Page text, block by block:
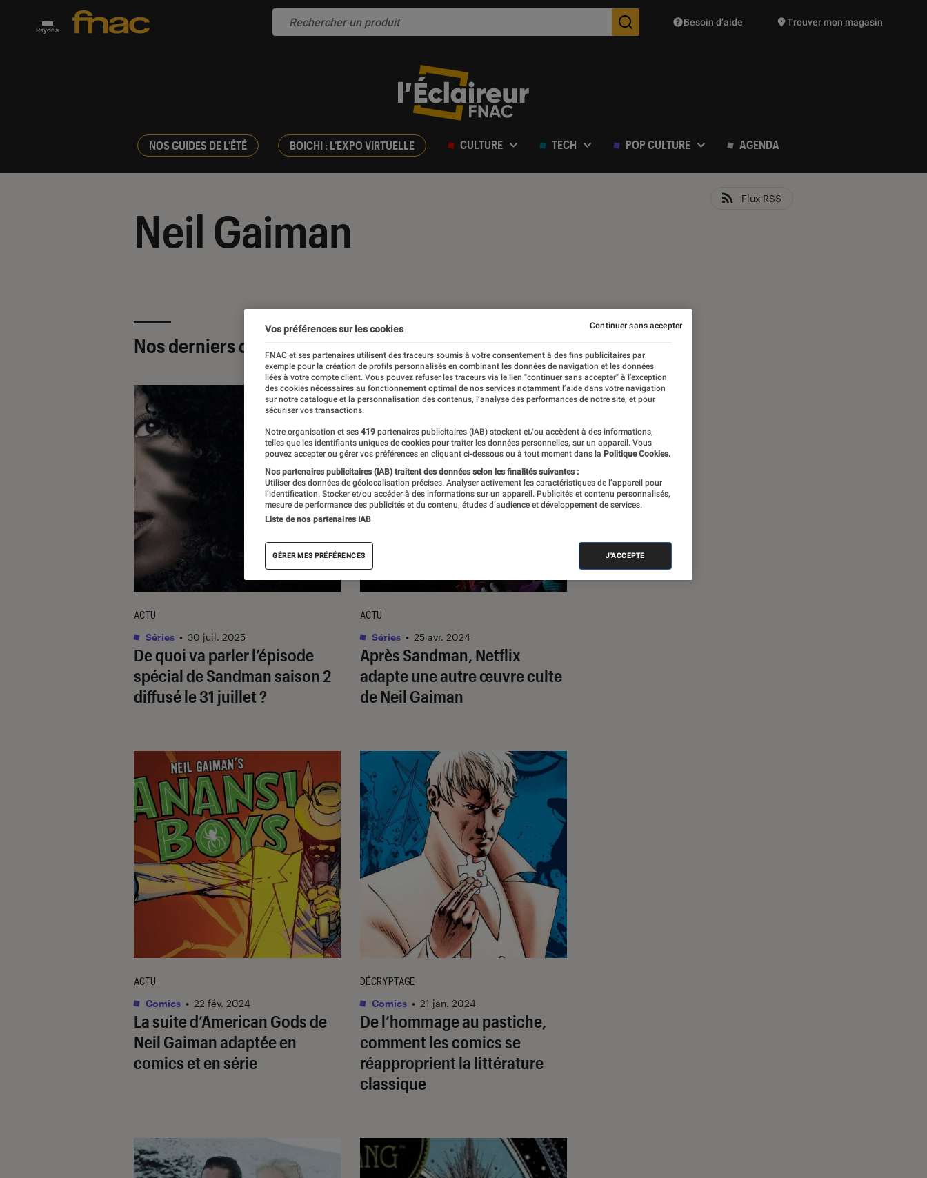
Rayons Des suggestions de produits vont vous être proposées
Besoin d’aide Trouver mon magasin
NOS GUIDES DE L'ÉTÉ BOICHI : L'EXPO VIRTUELLE CULTURE TECH POP CULTURE AGENDA
Neil Gaiman
Flux RSS
Nos derniers contenus
De quoi va parler l’épisode
spécial deSandmansaison 2
diffusé le 31 juillet ?
ACTU
Séries • 30 juil. 2025
Après Sandman, Netflix
adapte une autre œuvre culte
de Neil Gaiman
ACTU
Séries • 25 avr. 2024
La suite d’American Gods de
Neil Gaiman adaptée en
comics et en série
ACTU
Comics • 22 fév. 2024
De l’hommage au pastiche,
comment les comics se
réapproprient la littérature
classique
DÉCRYPTAGE
Comics • 21 jan. 2024
Vos préférences sur les cookies
FNAC et ses partenaires utilisent des traceurs soumis à votre consentement à des fins publicitaires par
exemple pour la création de profils personnalisés en combinant les données de navigation et les données
liées à votre compte client. Vous pouvez refuser les traceurs via le lien "continuer sans accepter" à l’exception
des cookies nécessaires au fonctionnement optimal de nos services notamment l’aide dans votre navigation
sur notre catalogue et la personnalisation des contenus, l’analyse des performances de notre site, et pour
sécuriser vos transactions.
Notre organisation et ses 419 partenaires publicitaires (IAB) stockent et/ou accèdent à des informations,
telles que les identifiants uniques de cookies pour traiter les données personnelles, sur un appareil. Vous
pouvez accepter ou gérer vos préférences en cliquant ci-dessous ou à tout moment dans la Politique Cookies.
Nos partenaires publicitaires (IAB) traitent des données selon les finalités suivantes :
Utiliser des données de géolocalisation précises. Analyser activement les caractéristiques de l’appareil pour
l’identification. Stocker et/ou accéder à des informations sur un appareil. Publicités et contenu personnalisés,
mesure de performance des publicités et du contenu, études d’audience et développement de services.
Liste de nos partenaires IAB
GÉRER MES PRÉFÉRENCES J'ACCEPTE
Continuer sans accepter